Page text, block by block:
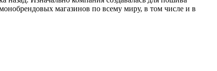
магазинов по всему миру, в том числе и в